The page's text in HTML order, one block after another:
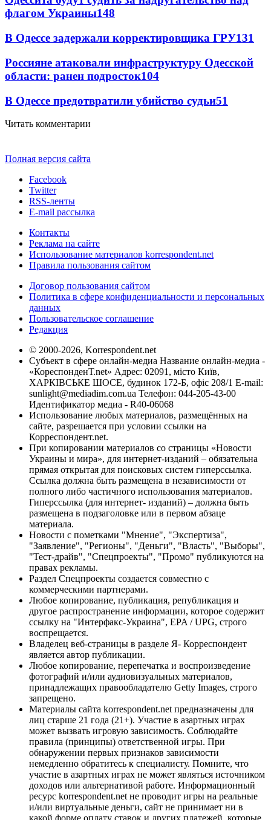
флагом Украины148
В Одессе задержали корректировщика ГРУ131
Россияне атаковали инфраструктуру Одесской
области: ранен подросток104
В Одессе предотвратили убийство судьи51
Читать комментарии
Полная версия сайта
Facebook
Twitter
RSS-ленты
E-mail рассылка
Контакты
Реклама на сайте
Использование материалов korrespondent.net
Правила пользования сайтом
Договор пользования сайтом
Политика в сфере конфиденциальности и персональных
данных
Пользовательское соглашение
Редакция
© 2000-2026, Korrespondent.net
Субъект в сфере онлайн-медиа Название онлайн-медиа -
«КореспонденТ.net» Адрес: 02091, місто Київ,
ХАРКІВСЬКЕ ШОСЕ, будинок 172-Б, офіс 208/1 E-mail:
sunlight@mediadim.com.ua Телефон: 044-205-43-00
Идентификатор медиа - R40-06068
Использование любых материалов, размещённых на
сайте, разрешается при условии ссылки на
Корреспондент.net.
При копировании материалов со страницы «Новости
Украины и мира», для интернет-изданий – обязательна
прямая открытая для поисковых систем гиперссылка.
Ссылка должна быть размещена в независимости от
полного либо частичного использования материалов.
Гиперссылка (для интернет- изданий) – должна быть
размещена в подзаголовке или в первом абзаце
материала.
Новости с пометками "Мнение", "Экспертиза",
"Заявление", "Регионы", "Деньги", "Власть", "Выборы",
"Тест-драйв", "Спецпроекты", "Промо" публикуются на
правах рекламы.
Раздел Спецпроекты создается совместно с
коммерческими партнерами.
Любое копирование, публикация, републикация и
другое распространение информации, которое содержит
ссылку на "Интерфакс-Украина", EPA / UPG, строго
воспрещается.
Владелец веб-страницы в разделе Я- Корреспондент
является автор публикации.
Любое копирование, перепечатка и воспроизведение
фотографий и/или аудиовизуальных материалов,
принадлежащих правообладателю Getty Images, строго
запрещено.
Материалы сайта korrespondent.net предназначены для
лиц старше 21 года (21+). Участие в азартных играх
может вызвать игровую зависимость. Соблюдайте
правила (принципы) ответственной игры. При
обнаружении первых признаков зависимости
немедленно обратитесь к специалисту. Помните, что
участие в азартных играх не может являться источником
доходов или альтернативой работе. Информационный
ресурс korrespondent.net не проводит игры на реальные
и/или виртуальные деньги, сайт не принимает ни в